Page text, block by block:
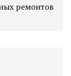
ремонтов